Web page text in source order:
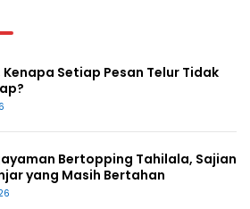
Kenapa Setiap Pesan Telur Tidak
Bertopping Tahilala, Sajian
yang Masih Bertahan